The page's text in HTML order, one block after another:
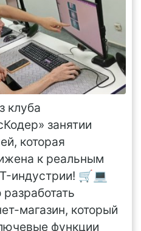
клуба
занятии
которая
к реальным
индустрии! 🛒💻
магазин, который
функции